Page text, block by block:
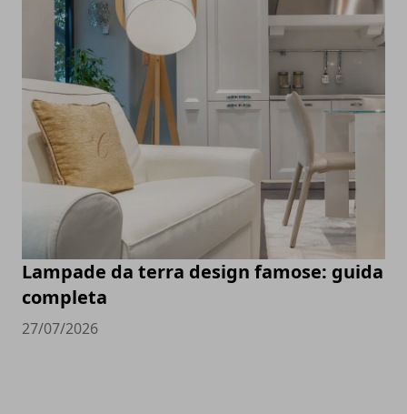
Lampade da terra design famose: guida
completa
27/07/2026